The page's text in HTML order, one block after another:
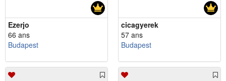
Ezerjo
66 ans
Budapest
cicagyerek
57 ans
Budapest